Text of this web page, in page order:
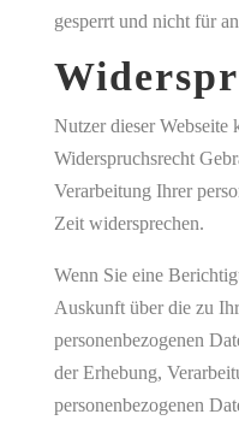
gesperrt und nicht für
Nutzer dieser Webseite
Widerspruchsrecht
Verarbeitung Ihrer
Zeit widersprechen.
Wenn Sie eine
Auskunft über die zu
personenbezogenen
der Erhebung,
personenbezogenen